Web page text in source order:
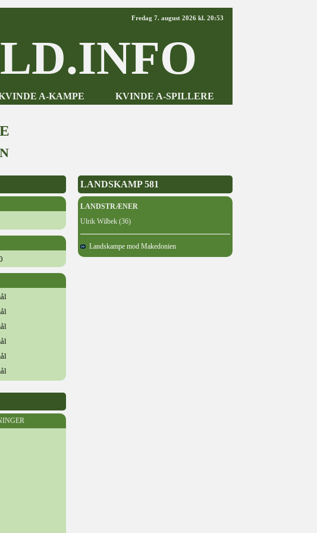
Fredag 7. august 2026 kl. 20:53
A-KAMPE KVINDE A-SPILLERE
LANDSKAMP 581
LANDSTRÆNER
Ulrik Wilbek (36)
Landskampe mod Makedonien